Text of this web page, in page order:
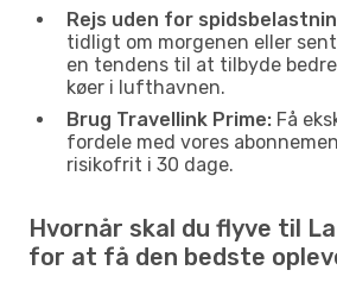
Rejs uden for
tidligt om morgenen eller
en tendens til at tilbyde
køer i lufthavnen.
Brug Travellink Prime: Få
fordele med vores
risikofrit i 30 dage.
Hvornår skal du flyve til
for at få den bedste